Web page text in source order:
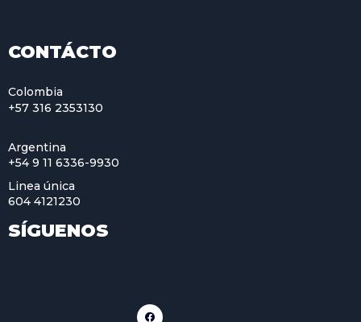
CONTÁCTO
Colombia
+57 316 2353130
Argentina
+54 9 11 6336-9930
Linea única
604 4121230
SÍGUENOS